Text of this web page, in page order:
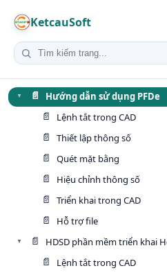
KetcauSoft
▼ 📄 Hướng dẫn sử dụng PFDe
📄 Lệnh tắt trong CAD
📄 Thiết lập thông số
📄 Quét mặt bằng
📄 Hiệu chỉnh thông số
📄 Triển khai trong CAD
📄 Hỗ trợ file
▼ 📄 HDSD phần mềm triển khai
📄 Lệnh tắt trong CAD
☰Danh mục Hướng dẫn sử dụng
Cập nhật lần cuối: 17 thg
Hướng dẫn